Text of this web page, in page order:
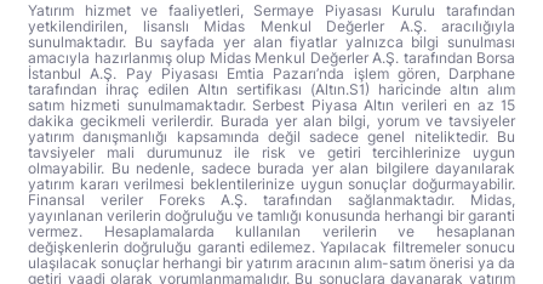
Yatırım hizmet ve faaliyetleri, Sermaye Piyasası Kurulu tarafından
yetkilendirilen, lisanslı Midas Menkul Değerler A.Ş. aracılığıyla
sunulmaktadır. Bu sayfada yer alan fiyatlar yalnızca bilgi sunulması
amacıyla hazırlanmış olup Midas Menkul Değerler A.Ş. tarafından Borsa
İstanbul A.Ş. Pay Piyasası Emtia Pazarı’nda işlem gören, Darphane
tarafından ihraç edilen Altın sertifikası (Altın.S1) haricinde altın alım
satım hizmeti sunulmamaktadır. Serbest Piyasa Altın verileri en az 15
dakika gecikmeli verilerdir. Burada yer alan bilgi, yorum ve tavsiyeler
yatırım danışmanlığı kapsamında değil sadece genel niteliktedir. Bu
tavsiyeler mali durumunuz ile risk ve getiri tercihlerinize uygun
olmayabilir. Bu nedenle, sadece burada yer alan bilgilere dayanılarak
yatırım kararı verilmesi beklentilerinize uygun sonuçlar doğurmayabilir.
Finansal veriler Foreks A.Ş. tarafından sağlanmaktadır. Midas,
yayınlanan verilerin doğruluğu ve tamlığı konusunda herhangi bir garanti
vermez. Hesaplamalarda kullanılan verilerin ve hesaplanan
değişkenlerin doğruluğu garanti edilemez. Yapılacak filtremeler sonucu
ulaşılacak sonuçlar herhangi bir yatırım aracının alım-satım önerisi ya da
getiri vaadi olarak yorumlanmamalıdır. Bu sonuçlara dayanarak yatırım